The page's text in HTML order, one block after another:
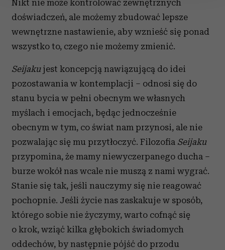
Wykorzystujemy pliki cookie do spersonalizowania treści
i reklam, aby oferować funkcje społecznościowe i
analizować ruch w naszej witrynie. Informacje o tym, jak
korzystasz z naszej witryny, udostępniamy partnerom
Partnerzy mogą połączyć te informacje z innymi danymi
otrzymanymi od Ciebie lub uzyskanymi podczas
korzystania z ich usług.
Nikt nie może kontrolować zewnętrznych
doświadczeń, ale możemy zbudować lepsze
wewnętrzne nastawienie, aby wznieść się ponad
wszystko to, czego nie możemy zmienić.
Seijaku jest koncepcją nawiązującą do idei
pozostawania w kontemplacji – odnosi się do
stanu bycia w pełni obecnym we własnych
myślach i emocjach, będąc jednocześnie
obecnym w tym, co świat nam przynosi, ale nie
pozwalając się mu przytłoczyć. Filozofia Seijaku
przypomina, że mamy niewyczerpanego ducha –
burze wokół nas wcale nie muszą z nami wygrać.
Stanie się tak, jeśli nauczymy się nie reagować
pochopnie. Jeśli życie nas zaskakuje w sposób,
którego sobie nie życzymy, warto cofnąć się
o krok, wziąć kilka głębokich świadomych
oddechów, by następnie pójść do przodu